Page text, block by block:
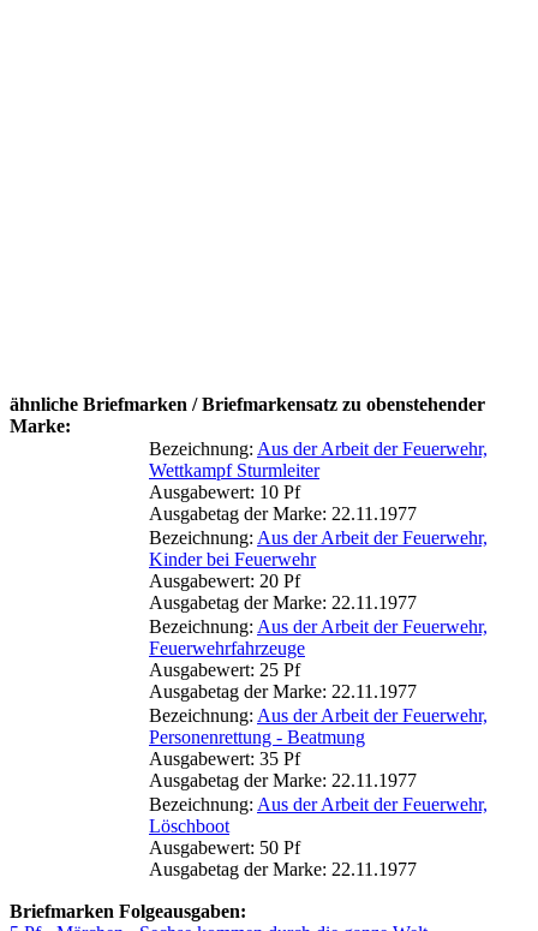
ähnliche Briefmarken / Briefmarkensatz zu obenstehender
Marke:
Bezeichnung: Aus der Arbeit der Feuerwehr,
Wettkampf Sturmleiter
Ausgabewert: 10 Pf
Ausgabetag der Marke: 22.11.1977
Bezeichnung: Aus der Arbeit der Feuerwehr,
Kinder bei Feuerwehr
Ausgabewert: 20 Pf
Ausgabetag der Marke: 22.11.1977
Bezeichnung: Aus der Arbeit der Feuerwehr,
Feuerwehrfahrzeuge
Ausgabewert: 25 Pf
Ausgabetag der Marke: 22.11.1977
Bezeichnung: Aus der Arbeit der Feuerwehr,
Personenrettung - Beatmung
Ausgabewert: 35 Pf
Ausgabetag der Marke: 22.11.1977
Bezeichnung: Aus der Arbeit der Feuerwehr,
Löschboot
Ausgabewert: 50 Pf
Ausgabetag der Marke: 22.11.1977
Briefmarken Folgeausgaben: